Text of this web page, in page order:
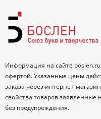
Информация на сайте
офертой. Указанные цены
заказа через интернет-
свойства товаров заявленные
без предупреждения.